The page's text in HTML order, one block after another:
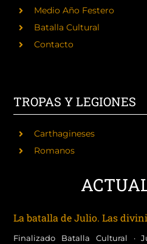
Medio Año Festero
Batalla Cultural
Contacto
TROPAS Y LEGIONES
Carthagineses
Romanos
La batalla de Julio. Las
Finalizado Batalla Cultural ·